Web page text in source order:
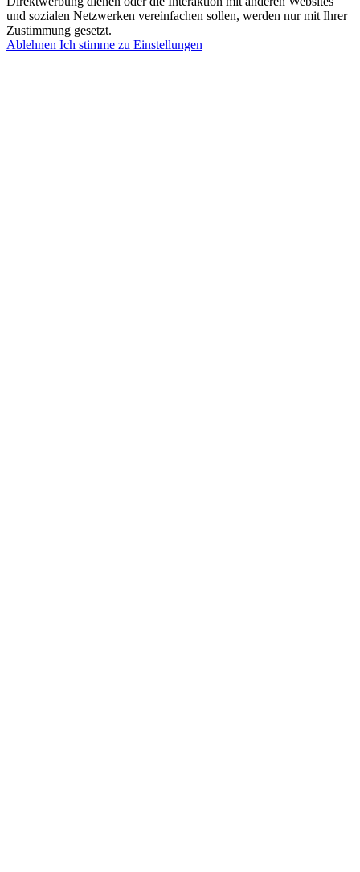
und sozialen Netzwerken vereinfachen sollen, werden nur mit Ihrer
Zustimmung gesetzt.
Ablehnen Ich stimme zu Einstellungen